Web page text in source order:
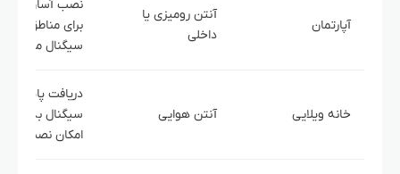
آپارتمان
آنتن رومیزی یا
داخلی
نصب آسان و
برای مناطق با
سیگنال مناسب
خانه ویلایی آنتن هوایی
دریافت پایدارتر
سیگنال به دلیل
امکان نصب در